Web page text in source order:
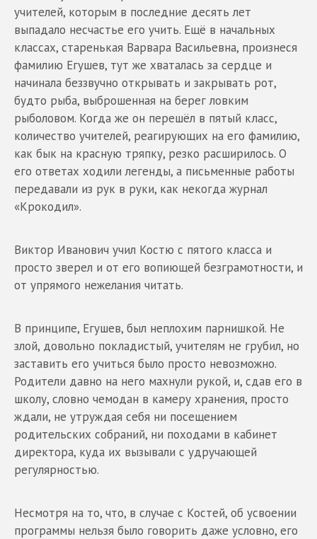
учителей, которым в последние десять лет
выпадало несчастье его учить. Ещё в начальных
классах, старенькая Варвара Васильевна, произнеся
фамилию Егушев, тут же хваталась за сердце и
начинала беззвучно открывать и закрывать рот,
будто рыба, выброшенная на берег ловким
рыболовом. Когда же он перешёл в пятый класс,
количество учителей, реагирующих на его фамилию,
как бык на красную тряпку, резко расширилось. О
его ответах ходили легенды, а письменные работы
передавали из рук в руки, как некогда журнал
«Крокодил».
Виктор Иванович учил Костю с пятого класса и
просто зверел и от его вопиющей безграмотности, и
от упрямого нежелания читать.
В принципе, Егушев, был неплохим парнишкой. Не
злой, довольно покладистый, учителям не грубил, но
заставить его учиться было просто невозможно.
Родители давно на него махнули рукой, и, сдав его в
школу, словно чемодан в камеру хранения, просто
ждали, не утруждая себя ни посещением
родительских собраний, ни походами в кабинет
директора, куда их вызывали с удручающей
регулярностью.
Несмотря на то, что, в случае с Костей, об усвоении
программы нельзя было говорить даже условно, его